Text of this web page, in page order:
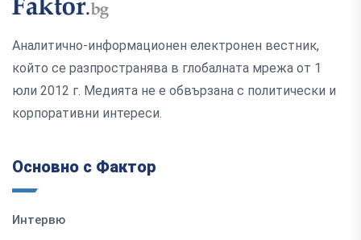
Аналитично-информационен електронен вестник,
който се разпространява в глобалната мрежа от 1
юли 2012 г. Медията не е обвързана с политически и
корпоративни интереси.
Основно с Фактор
Интервю